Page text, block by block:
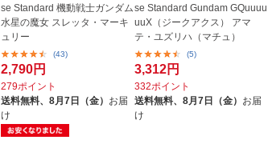
se Standard 機動戦士ガンダム
水星の魔女 スレッタ・マーキ
ュリー
(43)
2,790円
279ポイント
送料無料、 8月7日（金） お届
け
se Standard Gundam GQuuuu
uuX（ジークアクス） アマ
テ・ユズリハ（マチュ）
(5)
3,312円
332ポイント
送料無料、8月7日（金） お届
け